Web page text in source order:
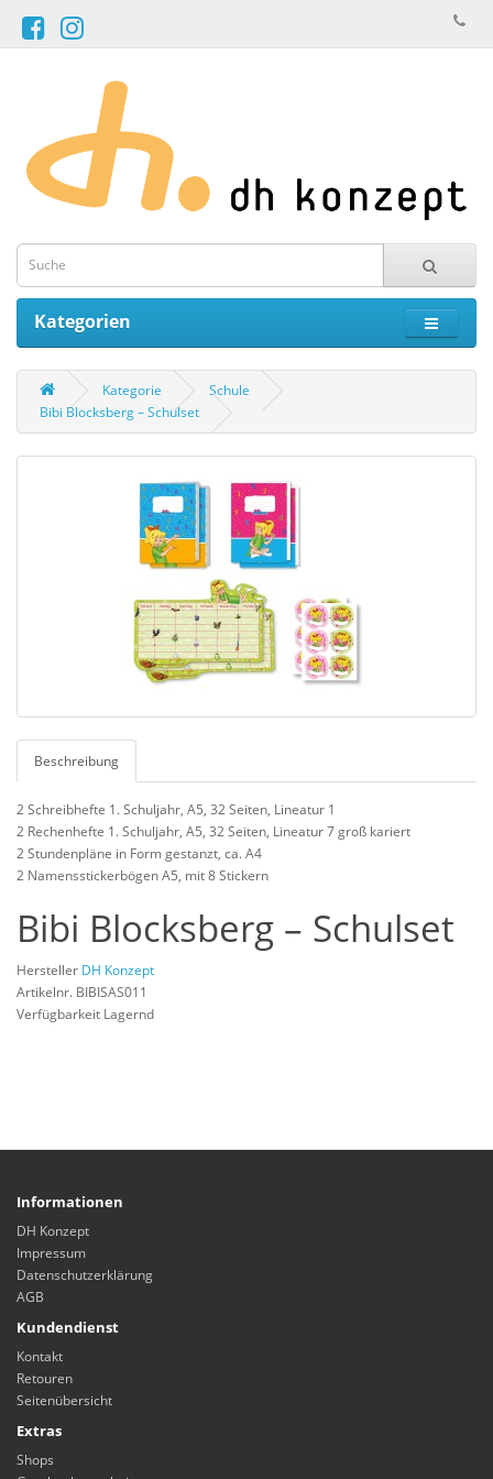
Kategorien
Kategorie
Schule
Bibi Blocksberg – Schulset
Beschreibung
2 Schreibhefte 1. Schuljahr, A5, 32 Seiten, Lineatur 1
2 Rechenhefte 1. Schuljahr, A5, 32 Seiten, Lineatur 7 groß kariert
2 Stundenpläne in Form gestanzt, ca. A4
2 Namensstickerbögen A5, mit 8 Stickern
Bibi Blocksberg – Schulset
Hersteller DH Konzept
Artikelnr. BIBISAS011
Verfügbarkeit Lagernd
Informationen
DH Konzept
Impressum
Datenschutzerklärung
AGB
Kundendienst
Kontakt
Retouren
Seitenübersicht
Extras
Shops